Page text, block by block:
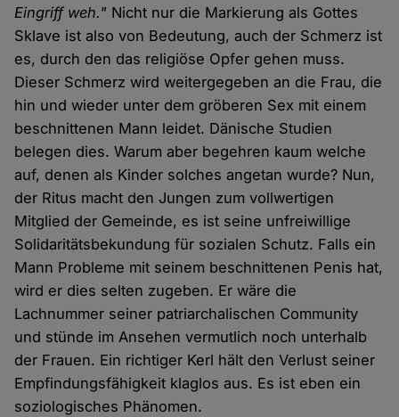
Eingriff weh." Nicht nur die Markierung als Gottes
Sklave ist also von Bedeutung, auch der Schmerz ist
es, durch den das religiöse Opfer gehen muss.
Dieser Schmerz wird weitergegeben an die Frau, die
hin und wieder unter dem gröberen Sex mit einem
beschnittenen Mann leidet. Dänische Studien
belegen dies. Warum aber begehren kaum welche
auf, denen als Kinder solches angetan wurde? Nun,
der Ritus macht den Jungen zum vollwertigen
Mitglied der Gemeinde, es ist seine unfreiwillige
Solidaritätsbekundung für sozialen Schutz. Falls ein
Mann Probleme mit seinem beschnittenen Penis hat,
wird er dies selten zugeben. Er wäre die
Lachnummer seiner patriarchalischen Community
und stünde im Ansehen vermutlich noch unterhalb
der Frauen. Ein richtiger Kerl hält den Verlust seiner
Empfindungsfähigkeit klaglos aus. Es ist eben ein
soziologisches Phänomen.